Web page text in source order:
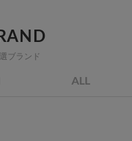
ブランド
ALL